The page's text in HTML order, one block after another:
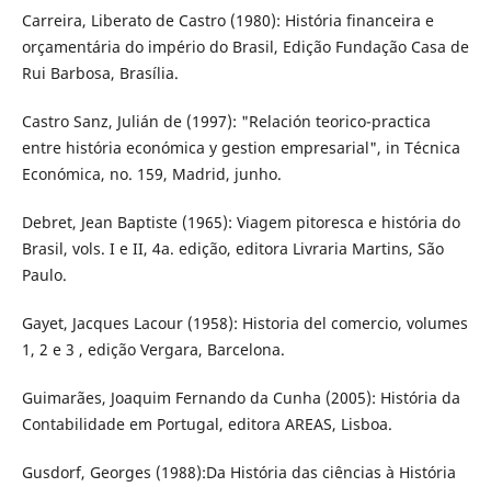
Carreira, Liberato de Castro (1980): História financeira e
orçamentária do império do Brasil, Edição Fundação Casa de
Rui Barbosa, Brasília.
Castro Sanz, Julián de (1997): "Relación teorico-practica
entre história económica y gestion empresarial", in Técnica
Económica, no. 159, Madrid, junho.
Debret, Jean Baptiste (1965): Viagem pitoresca e história do
Brasil, vols. I e II, 4a. edição, editora Livraria Martins, São
Paulo.
Gayet, Jacques Lacour (1958): Historia del comercio, volumes
1, 2 e 3 , edição Vergara, Barcelona.
Guimarães, Joaquim Fernando da Cunha (2005): História da
Contabilidade em Portugal, editora AREAS, Lisboa.
Gusdorf, Georges (1988):Da História das ciências à História